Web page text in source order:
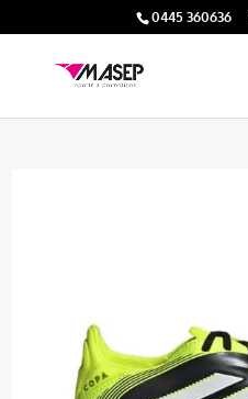
0445 360636